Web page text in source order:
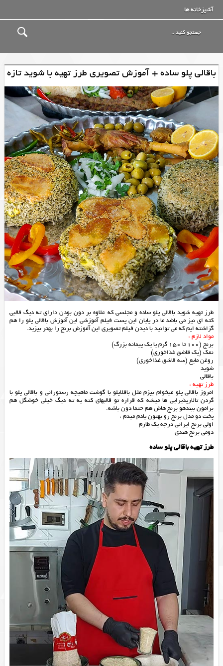
آشپزخانه ها
باقالی پلو ساده + آموزش تصویری طرز تهیه با شوید تازه
طرز تهیه شوید باقالی پلو ساده و مجلسی که علاوه بر دون بودن دارای ته دیگ قالبی
کته ای نیز می باشد ما در پایان این پست فیلم آموزشی این آموزش باقالی پلو را هم
گزاشته ایم که می توانید با دیدن فیلم تصویری این آموزش برنج را بهتر بپزید.
مواد لازم :
برنج (100 تا 150 گرم یا یک پیمانه بزرگ)
نمک (یک قاشق غذاخوری)
روغن مایع (سه قاشق غذاخوری)
شوید
باقالی
طرز تهیه :
امروز باقالی پلو میخوام بپزم مثل باقلاپلو با گوشت ماهیچه رستورانی و باقالی پلو با
گردن تالارپذیرایی ها میشه که قراره تو قالبهای کته یه ته دیگ خیلی خوشگل هم
برامون ببندهو برنج هاش هم حتما دون باشه.
پخت دو مدل برنج رو بهتون یادم میدم :
اولی برنج ایرانی درجه یک طارم
دومی برنج هندی
طرز تهیه باقالی پلو ساده